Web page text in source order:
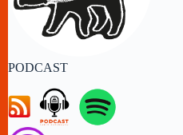
PODCAST